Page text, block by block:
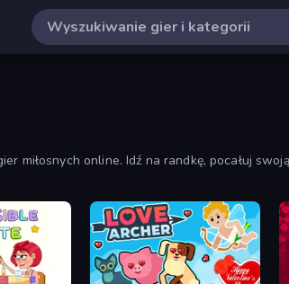
miłosnych online. Idź na randkę, pocałuj